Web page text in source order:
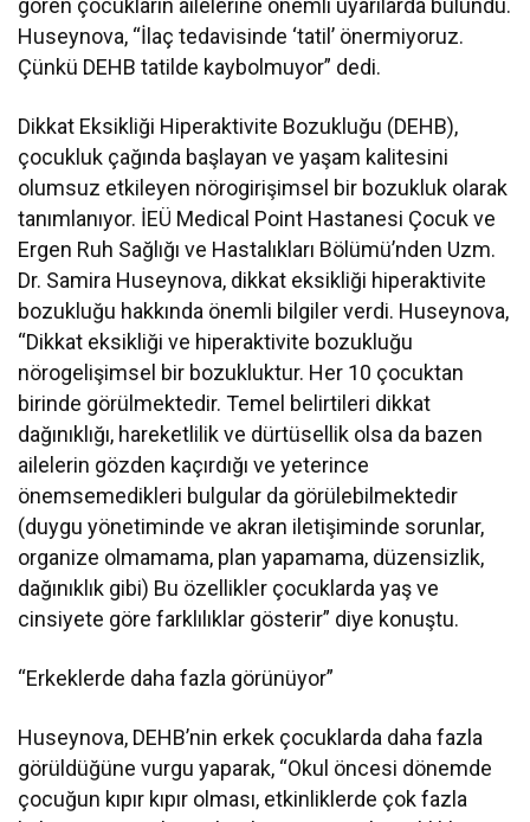
gören çocukların ailelerine önemli uyarılarda bulundu.
Huseynova, “İlaç tedavisinde ‘tatil’ önermiyoruz.
Çünkü DEHB tatilde kaybolmuyor” dedi.
Dikkat Eksikliği Hiperaktivite Bozukluğu (DEHB),
çocukluk çağında başlayan ve yaşam kalitesini
olumsuz etkileyen nörogirişimsel bir bozukluk olarak
tanımlanıyor. İEÜ Medical Point Hastanesi Çocuk ve
Ergen Ruh Sağlığı ve Hastalıkları Bölümü’nden Uzm.
Dr. Samira Huseynova, dikkat eksikliği hiperaktivite
bozukluğu hakkında önemli bilgiler verdi. Huseynova,
“Dikkat eksikliği ve hiperaktivite bozukluğu
nörogelişimsel bir bozukluktur. Her 10 çocuktan
birinde görülmektedir. Temel belirtileri dikkat
dağınıklığı, hareketlilik ve dürtüsellik olsa da bazen
ailelerin gözden kaçırdığı ve yeterince
önemsemedikleri bulgular da görülebilmektedir
(duygu yönetiminde ve akran iletişiminde sorunlar,
organize olmamama, plan yapamama, düzensizlik,
dağınıklık gibi) Bu özellikler çocuklarda yaş ve
cinsiyete göre farklılıklar gösterir” diye konuştu.
“Erkeklerde daha fazla görünüyor”
Huseynova, DEHB’nin erkek çocuklarda daha fazla
görüldüğüne vurgu yaparak, “Okul öncesi dönemde
çocuğun kıpır kıpır olması, etkinliklerde çok fazla